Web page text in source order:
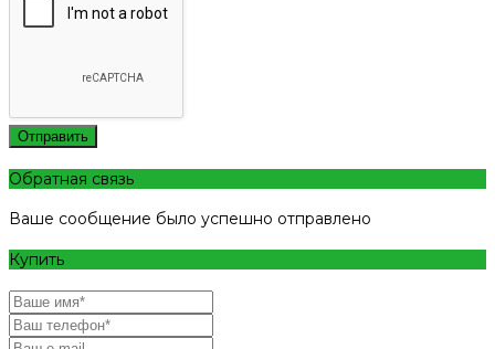
Отправить
Обратная связь
Ваше сообщение было успешно отправлено
Купить